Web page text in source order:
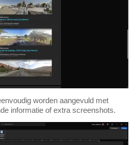
worden aangevuld met
informatie of extra screenshots.